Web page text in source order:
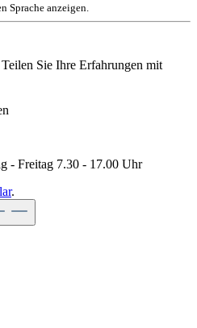
Sprache anzeigen.
Sie Ihre Erfahrungen mit
- Freitag 7.30 - 17.00 Uhr
.